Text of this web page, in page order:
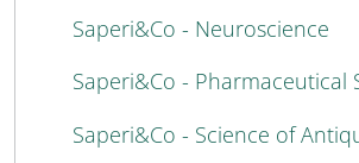
Saperi&Co - Neuroscience
Saperi&Co - Pharmaceutical
Saperi&Co - Science of